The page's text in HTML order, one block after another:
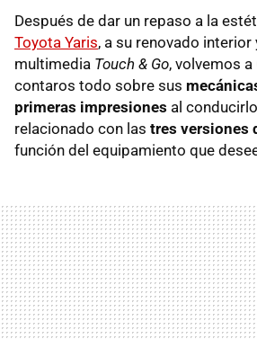
Después de dar un repaso a la
Toyota Yaris, a su renovado interior
multimedia Touch & Go, volvemos
contaros todo sobre sus
primeras impresiones al
relacionado con las tres versiones
función del equipamiento que